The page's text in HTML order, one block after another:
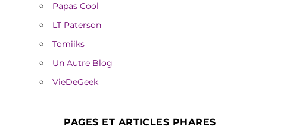
Papas Cool
LT Paterson
Tomiiks
Un Autre Blog
VieDeGeek
PAGES ET ARTICLES PHARES